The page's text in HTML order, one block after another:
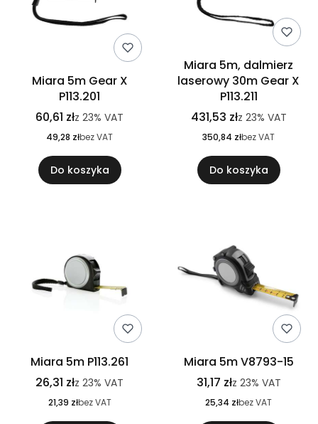
Miara 5m Gear X
P113.201
60,61 złz 23% VAT
49,28 złbez VAT
Do koszyka
Miara 5m, dalmierz
laserowy 30m Gear X
P113.211
431,53 złz 23% VAT
350,84 złbez VAT
Do koszyka
Miara 5m P113.261
26,31 złz 23% VAT
21,39 złbez VAT
Miara 5m V8793-15
31,17 złz 23% VAT
25,34 złbez VAT